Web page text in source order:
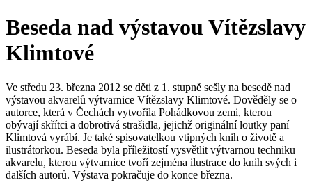
Beseda nad výstavou Vítězslavy
Klimtové
Ve středu 23. března 2012 se děti z 1. stupně sešly na besedě nad
výstavou akvarelů výtvarnice Vítězslavy Klimtové. Dověděly se o
autorce, která v Čechách vytvořila Pohádkovou zemi, kterou
obývají skřítci a dobrotivá strašidla, jejichž originální loutky paní
Klimtová vyrábí. Je také spisovatelkou vtipných knih o životě a
ilustrátorkou. Beseda byla příležitostí vysvětlit výtvarnou techniku
akvarelu, kterou výtvarnice tvoří zejména ilustrace do knih svých i
dalších autorů. Výstava pokračuje do konce března.